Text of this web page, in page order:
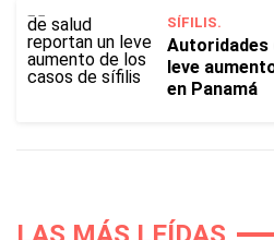
SÍFILIS.
Autoridades
leve
en Panamá